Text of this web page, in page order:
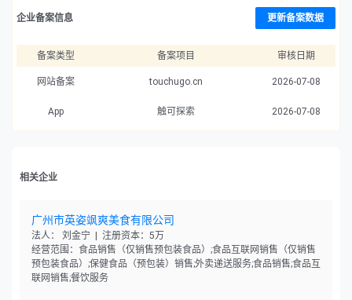
企业备案信息 更新备案数据
备案类型 备案项目 审核日期
网站备案 touchugo.cn 2026-07-08
App 触可探索 2026-07-08
相关企业
广州市英姿飒爽美食有限公司
法人： 刘金宁 | 注册资本：5万
经营范围：食品销售（仅销售预包装食品）;食品互联网销售（仅销售
预包装食品）;保健食品（预包装）销售;外卖递送服务;食品销售;食品互
联网销售;餐饮服务